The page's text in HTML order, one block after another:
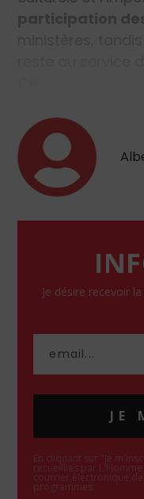
participation
Je désire recevoir
JE
En cliquant sur "Je
recueillies par
courrier électronique
programmes.